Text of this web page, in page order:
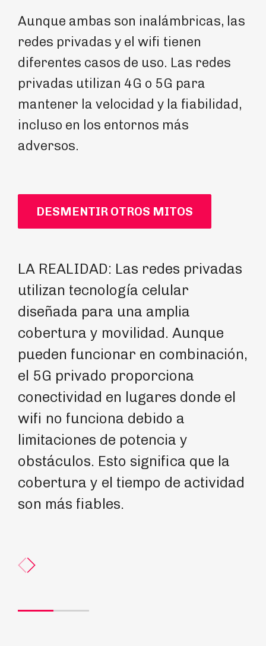
Aunque ambas son inalámbricas, las
redes privadas y el wifi tienen
diferentes casos de uso. Las redes
privadas utilizan 4G o 5G para
mantener la velocidad y la fiabilidad,
incluso en los entornos más
adversos.
DESMENTIR OTROS MITOS
LA REALIDAD: Las redes privadas
utilizan tecnología celular
diseñada para una amplia
cobertura y movilidad. Aunque
pueden funcionar en combinación,
el 5G privado proporciona
conectividad en lugares donde el
wifi no funciona debido a
limitaciones de potencia y
obstáculos. Esto significa que la
cobertura y el tiempo de actividad
son más fiables.